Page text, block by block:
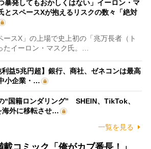
暴発してもおかしくはない」イーロン・マ
とスペースXが抱えるリスクの数々「絶対
スX」の上場で史上初の「兆万長者（ト
たイーロン・マスク氏。…
利益5兆円超】銀行、商社、ゼネコンは最高
小企業・…
“国籍ロンダリング” SHEIN、TikTok、
外に移転させ…
一覧を見る
コミック「俺がカブ番長！」